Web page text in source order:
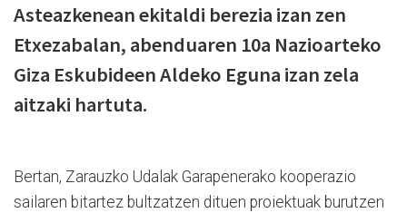
Asteazkenean ekitaldi berezia izan zen
Etxezabalan, abenduaren 10a Nazioarteko
Giza Eskubideen Aldeko Eguna izan zela
aitzaki hartuta.
Bertan, Zarauzko Udalak Garapenerako kooperazio
sailaren bitartez bultzatzen dituen proiektuak burutzen